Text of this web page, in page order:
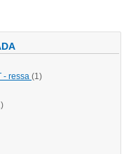
- ressa (1)